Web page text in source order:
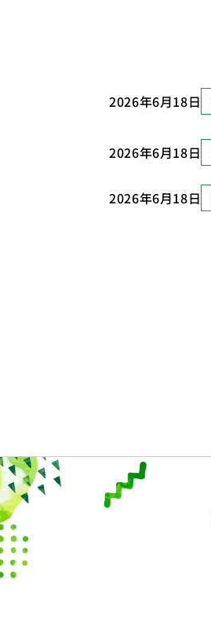
2026年6月18日
2026年6月18日
2026年6月18日